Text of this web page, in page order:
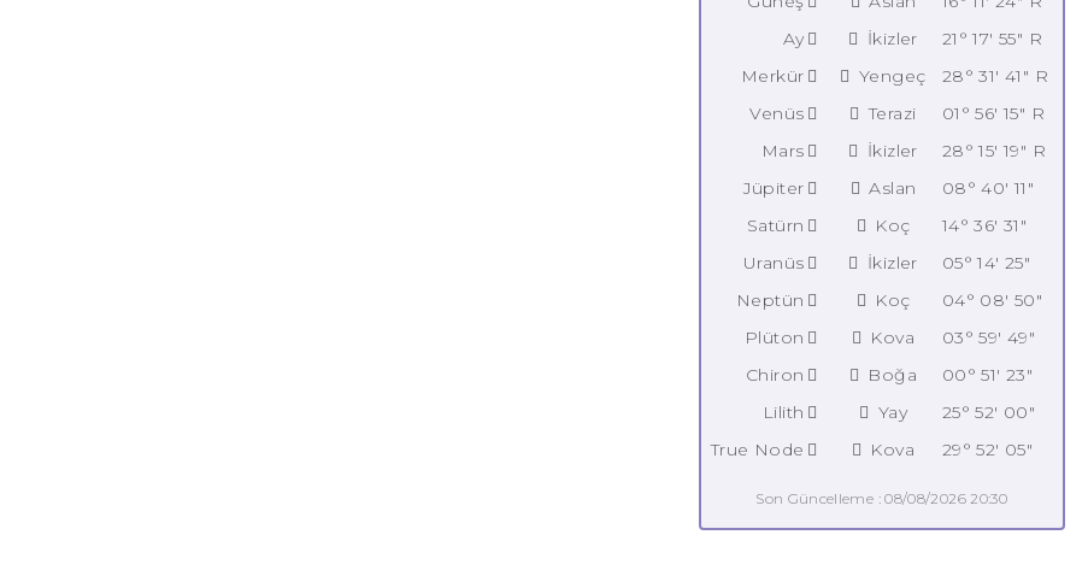
Ay
İkizler
21° 17' 55" R
Merkür
Yengeç
28° 31' 41" R
Venüs
Terazi
01° 56' 15" R
Mars
İkizler
28° 15' 19" R
Jüpiter
Aslan
08° 40' 11"
Satürn
Koç
14° 36' 31"
Uranüs
İkizler
05° 14' 25"
Neptün
Koç
04° 08' 50"
Plüton
Kova
03° 59' 49"
Chiron
Boğa
00° 51' 23"
Lilith
Yay
25° 52' 00"
True Node
Kova 29° 52' 05"
Son Güncelleme : 08/08/2026 20:30